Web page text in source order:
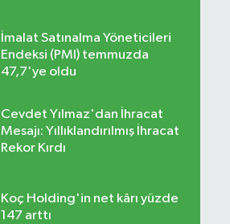
İmalat Satınalma Yöneticileri
Endeksi (PMI) temmuzda
47,7'ye oldu
Cevdet Yılmaz'dan İhracat
Mesajı: Yıllıklandırılmış İhracat
Rekor Kırdı
Koç Holding'in net kârı yüzde
147 arttı